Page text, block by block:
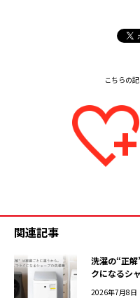
関連記事
洗濯の“正
クになるシ
2026年7月8日